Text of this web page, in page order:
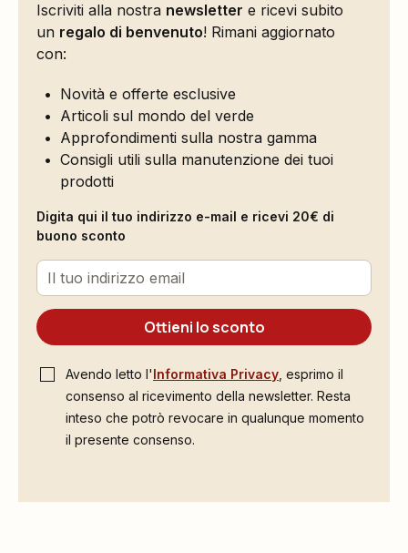
Iscriviti alla nostra newsletter e ricevi subito
un regalo di benvenuto! Rimani aggiornato
con:
Novità e offerte esclusive
Articoli sul mondo del verde
Approfondimenti sulla nostra gamma
Consigli utili sulla manutenzione dei tuoi
prodotti
Digita qui il tuo indirizzo e-mail e ricevi 20€ di
buono sconto
Ottieni lo sconto
Avendo letto l'Informativa Privacy , esprimo il
consenso al ricevimento della newsletter. Resta
inteso che potrò revocare in qualunque momento
il presente consenso.